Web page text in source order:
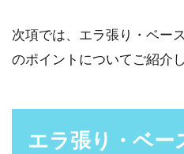
必見！汗
しまう原
「ジワジワ
つもベタベ
方は意外と
次項では、エラ張り・ベー
のポイントについてご紹介し
エラ張り・ベー